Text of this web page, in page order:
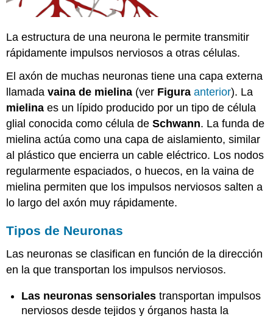
La estructura de una neurona le permite transmitir
rápidamente impulsos nerviosos a otras células.
El axón de muchas neuronas tiene una capa externa
llamadavaina de mielina (ver Figura anterior). La
mielina es un lípido producido por un tipo de célula
glial conocida como célula deSchwann. La funda de
mielina actúa como una capa de aislamiento, similar
al plástico que encierra un cable eléctrico. Los nodos
regularmente espaciados, o huecos, en la vaina de
mielina permiten que los impulsos nerviosos salten a
lo largo del axón muy rápidamente.
Tipos de Neuronas
Las neuronas se clasifican en función de la dirección
en la que transportan los impulsos nerviosos.
Las neuronas sensoriales transportan impulsos
nerviosos desde tejidos y órganos hasta la